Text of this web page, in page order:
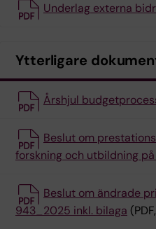
Underlag externa
Ytterligare
Årshjul
Beslut om
forskning och utbildning
Beslut om ändrade
943_2025 inkl. bilaga